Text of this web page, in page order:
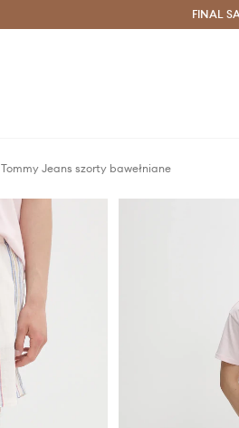
Oszczędzaj zFINAL
Tommy Jeans szorty bawełniane